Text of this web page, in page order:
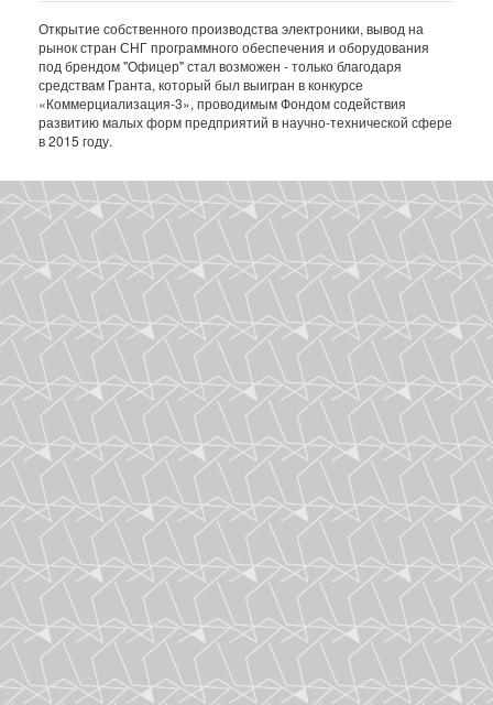
Открытие собственного производства электроники, вывод на
рынок стран СНГ программного обеспечения и оборудования
под брендом "Офицер" стал возможен - только благодаря
средствам Гранта, который был выигран в конкурсе
«Коммерциализация-3», проводимым Фондом содействия
развитию малых форм предприятий в научно-технической сфере
в 2015 году.